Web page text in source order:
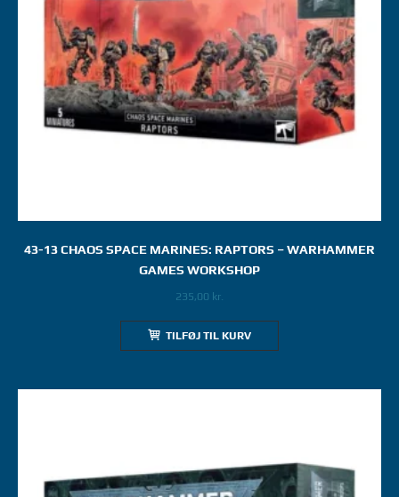
43-13 CHAOS SPACE MARINES: RAPTORS – WARHAMMER
GAMES WORKSHOP
235,00 kr.
TILFØJ TIL KURV